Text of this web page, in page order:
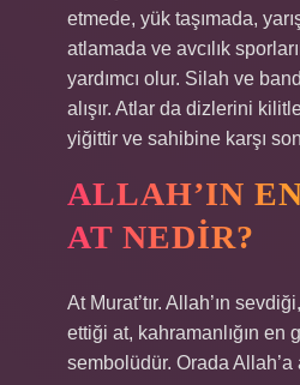
etmede, yük taşımada,
atlamada ve avcılık
yardımcı olur. Silah ve
alışır. Atlar da dizlerini
yiğittir ve sahibine karşı
ALLAH’IN
AT NEDIR?
At Murat’tır. Allah’ın
ettiği at, kahramanlığın en
sembolüdür. Orada Allah’a